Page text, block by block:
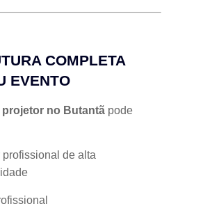
COMPLETA
EVENTO
no Butantã pode
profissional de alta